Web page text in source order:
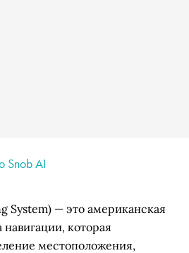
Snob AI
System) — это американская
которая
местоположения,